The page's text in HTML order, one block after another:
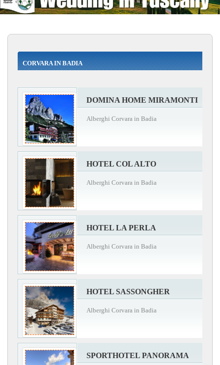
CORVARA IN BADIA
DOMINA HOME MIRAMONTI
Alberghi Corvara in Badia
HOTEL COL ALTO
Alberghi Corvara in Badia
HOTEL LA PERLA
Alberghi Corvara in Badia
HOTEL SASSONGHER
Alberghi Corvara in Badia
SPORTHOTEL PANORAMA